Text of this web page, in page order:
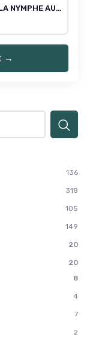
APPRENDRE ET MAÎTRISER LA NYMPHE AU FIL En quelques heures - IMPRESSION PREMIUM: Techniques, conseils et stratégies
→
136
318
105
149
20
20
8
4
7
2